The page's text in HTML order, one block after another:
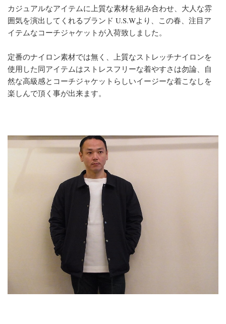
カジュアルなアイテムに上質な素材を組み合わせ、大人な雰
囲気を演出してくれるブランド U.S.Wより、この春、注目ア
イテムなコーチジャケットが入荷致しました。
定番のナイロン素材では無く、上質なストレッチナイロンを
使用した同アイテムはストレスフリーな着やすさは勿論、自
然な高級感とコーチジャケットらしいイージーな着こなしを
楽しんで頂く事が出来ます。